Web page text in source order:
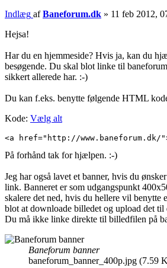
Indlæg afBaneforum.dk » 11 feb 2012,
Hejsa!
Har du en hjemmeside? Hvis ja, kan du
besøgende. Du skal blot linke til
sikkert allerede har. :-)
Du kan f.eks. benytte følgende HTML
Kode: Vælg alt
<a href="http://www.baneforum.dk/
På forhånd tak for hjælpen. :-)
Jeg har også lavet et banner, hvis du
link. Banneret er som udgangspunkt
skalere det ned, hvis du hellere vil benytte
blot at downloade billedet og upload det til
Du må ikke linke direkte til billedfilen på
Baneforum banner
baneforum_banner_400p.jpg (7.59